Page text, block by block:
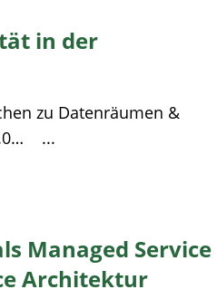
in der
zu Datenräumen &
...
Managed Service
Architektur